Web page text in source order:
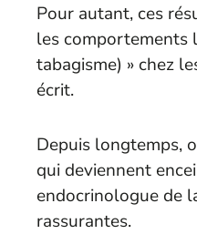
Pour autant, ces
les comportements
tabagisme) » chez
écrit.
Depuis longtemps,
qui deviennent
endocrinologue de
rassurantes.